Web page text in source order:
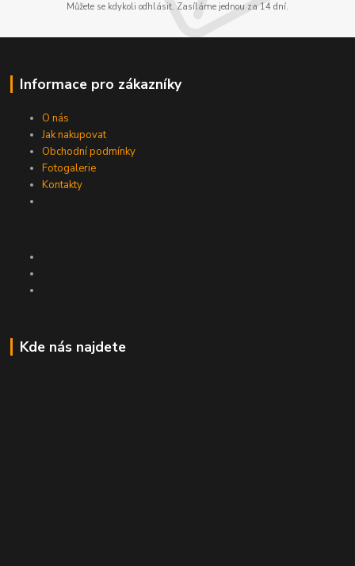
Můžete se kdykoli odhlásit. Zasíláme jednou za 14 dní.
Informace pro zákazníky
O nás
Jak nakupovat
Obchodní podmínky
Fotogalerie
Kontakty
Kde nás najdete